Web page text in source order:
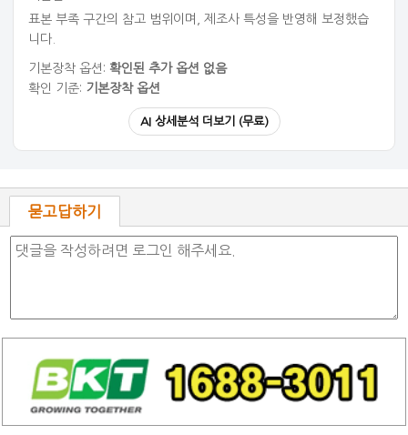
표본 부족 구간의 참고 범위이며, 제조사 특성을 반영해 보정했습
니다.
기본장착 옵션: 확인된 추가 옵션 없음
확인 기준: 기본장착 옵션
AI 상세분석 더보기 (무료)
묻고답하기